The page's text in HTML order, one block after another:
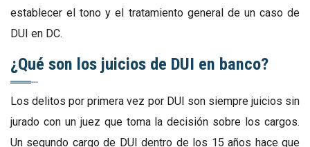
establecer el tono y el tratamiento general de un caso de
DUI en DC.
¿Qué son los juicios de DUI en banco?
Los delitos por primera vez por DUI son siempre juicios sin
jurado con un juez que toma la decisión sobre los cargos.
Un segundo cargo de DUI dentro de los 15 años hace que